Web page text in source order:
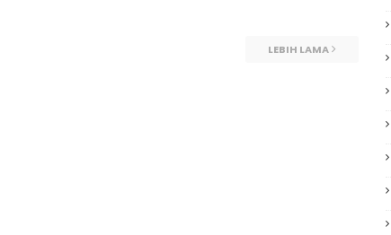
LEBIH LAMA